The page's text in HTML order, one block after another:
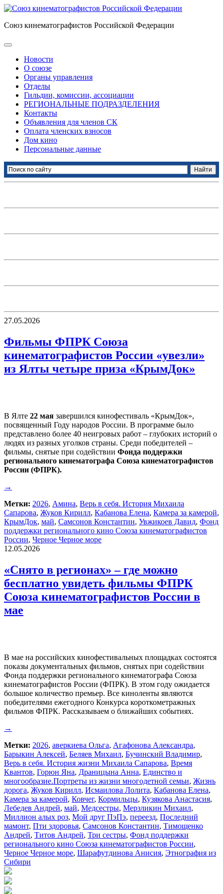
Союз кинематографистов Российской Федерации
Новости
О союзе
Органы управления
Отделы
Гильдии, комиссии, ассоциации
РЕГИОНАЛЬНЫЕ ПОДРАЗДЕЛЕНИЯ
Контакты
Объявления для членов СК
Оплата членских взносов
Дом кино
Персональные данные
27.05.2026
Фильмы ФПРК Союза
кинематографистов России «увезли»
из Ялты четыре приза «КрымДок»
В Ялте 22 мая завершился кинофестиваль «КрымДок»,
посвященный Году народов России. В программе было
представлено более 40 неигровых работ – глубоких историй о
людях из разных уголков страны. Среди победителей –
фильмы, снятые при содействии Фонда поддержки
регионального кинематографа Союза кинематографистов
России (ФПРК).
→
Метки: 2026, Амина, Верь в себя. История Михаила
Сапарова, Жуков Кирилл, Кабанова Елена, Камера за камерой,
КрымДок, май, Самсонов Константин, Увжикоев Давид, Фонд
поддержки регионального кино Союза кинематографистов
России, Черное Черное море
12.05.2026
«Снято в регионах» – где можно
бесплатно увидеть фильмы ФПРК
Союза кинематографистов России в
мае
В мае на российских кинофестивальных площадках состоятся
показы документальных фильмов, снятых при содействии
Фонда поддержки регионального кинематографа Союза
кинематографистов России (ФПРК). В этом году ожидается
большое количество премьер. Все киноленты являются
победителями ежегодного Конкурса короткометражных
фильмов ФПРК. Рассказываем о ближайших событиях.
→
Метки: 2026, аверкиева Ольга, Агафонова Александра,
Барыкин Алексей, Беляев Михаил, Бучинский Владимир,
Верь в себя. История жизни Михаила Сапарова, Время
Квантов, Горюн Яна, Драницына Анна, Единство и
многообразие.Портреты из жизни многодетной семьи, Жизнь
дорога, Жуков Кирилл, Исмаилова Лолита, Кабанова Елена,
Камера за камерой, Ковчег, Кормильцы, Кузякова Анастасия,
Лебедев Андрей, май, Медсестры, Мерзликин Михаил,
Миллион алых роз, Мой друг ПэПэ, переезд, Последний
мамонт, Пти здоровья, Самсонов Константин, Тимощенко
Андрей, Титов Андрей, Три сестры, Фонд поддержки
регионального кино Союза кинематографистов России,
Черное Черное море, Шарафутдинова Анисия, Этнография из
Сибири